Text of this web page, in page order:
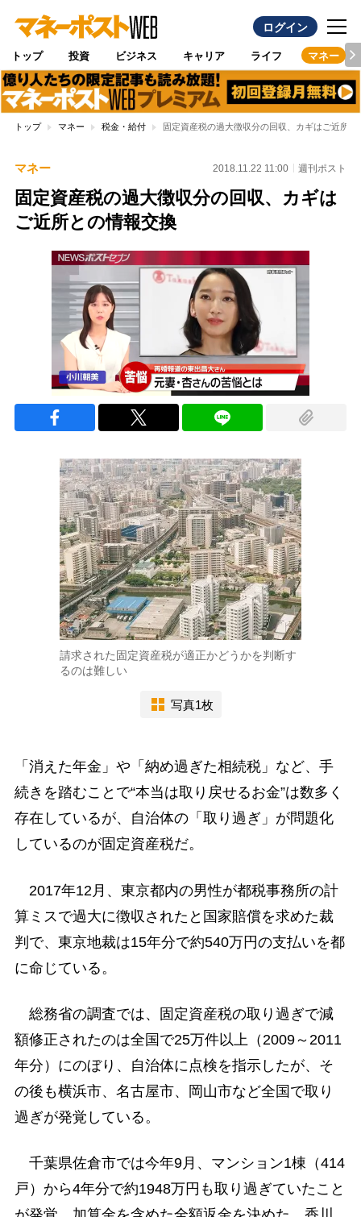
ログイン
トップ 投資 ビジネス キャリア ライフ マネー
トップ マネー 税金・給付 固定資産税の過大徴収分の回収、カギはご近所と
マネー 2018.11.22 11:00 週刊ポスト
固定資産税の過大徴収分の回収、カギは
ご近所との情報交換
請求された固定資産税が適正かどうかを判断す
るのは難しい
写真1枚
「消えた年金」や「納め過ぎた相続税」など、手
続きを踏むことで“本当は取り戻せるお金”は数多く
存在しているが、自治体の「取り過ぎ」が問題化
しているのが固定資産税だ。
2017年12月、東京都内の男性が都税事務所の計
算ミスで過大に徴収されたと国家賠償を求めた裁
判で、東京地裁は15年分で約540万円の支払いを都
に命じている。
総務省の調査では、固定資産税の取り過ぎで減
額修正されたのは全国で25万件以上（2009～2011
年分）にのぼり、自治体に点検を指示したが、そ
の後も横浜市、名古屋市、岡山市など全国で取り
過ぎが発覚している。
千葉県佐倉市では今年9月、マンション1棟（414
戸）から4年分で約1948万円も取り過ぎていたこと